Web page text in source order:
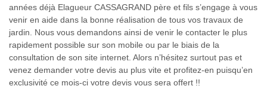
années déjà Elagueur CASSAGRAND père et fils s’engage à vous
venir en aide dans la bonne réalisation de tous vos travaux de
jardin. Nous vous demandons ainsi de venir le contacter le plus
rapidement possible sur son mobile ou par le biais de la
consultation de son site internet. Alors n’hésitez surtout pas et
venez demander votre devis au plus vite et profitez-en puisqu’en
exclusivité ce mois-ci votre devis vous sera offert !!